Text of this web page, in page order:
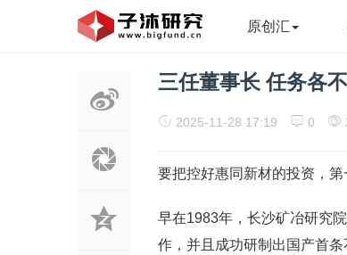
原创汇
三任董事长 任务各
2025-11-28 17:19 0
要把控好惠同新材的投资，
早在1983年，长沙矿冶研究
作，并且成功研制出国产首